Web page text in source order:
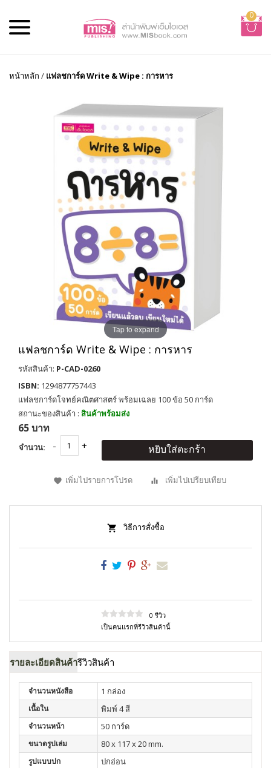
0
หน้าหลัก / แฟลชการ์ด Write & Wipe : การหาร
Tap to expand
แฟลชการ์ด Write & Wipe : การหาร
รหัสสินค้า: P-CAD-0260
ISBN: 1294877757443
แฟลชการ์ดโจทย์คณิตศาสตร์ พร้อมเฉลย 100 ข้อ 50 การ์ด
สถานะของสินค้า : สินค้าพร้อมส่ง
65 บาท
จำนวน: หยิบใส่ตะกร้า
เพิ่มไปรายการโปรด เพิ่มไปเปรียบเทียบ
วิธีการสั่งซื้อ
0 รีวิว
เป็นคนแรกที่รีวิวสินค้านี้
รายละเอียดสินค้ารีวิวสินค้า
จำนวนหนังสือ 1 กล่อง
เนื้อใน พิมพ์ 4 สี
จำนวนหน้า 50 การ์ด
ขนาดรูปเล่ม 80 x 117 x 20 mm.
รูปแบบปก ปกอ่อน